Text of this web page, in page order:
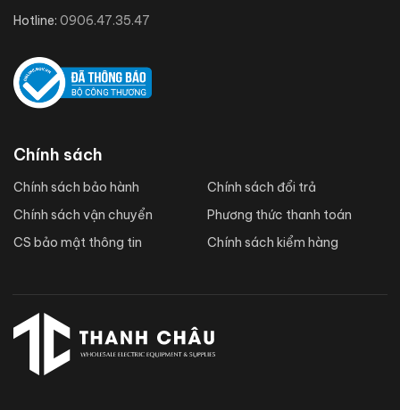
Hotline: 0906.47.35.47
Chính sách
Chính sách bảo hành
Chính sách vận chuyển
CS bảo mật thông tin
Chính sách đổi trả
Phương thức thanh toán
Chính sách kiểm hàng